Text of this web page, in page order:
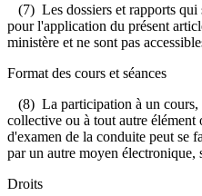
(7) Les dossiers et rapports qui
pour l'application du présent
ministère et ne sont pas
Format des cours et séances
(8) La participation à un cours,
collective ou à tout autre élément
d'examen de la conduite peut se
par un autre moyen électronique,
Droits